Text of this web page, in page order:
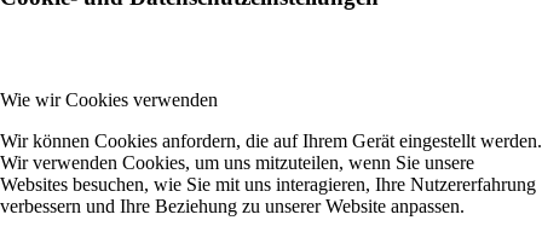
Wie wir Cookies verwenden
Wir können Cookies anfordern, die auf Ihrem Gerät eingestellt werden.
Wir verwenden Cookies, um uns mitzuteilen, wenn Sie unsere
Websites besuchen, wie Sie mit uns interagieren, Ihre Nutzererfahrung
verbessern und Ihre Beziehung zu unserer Website anpassen.